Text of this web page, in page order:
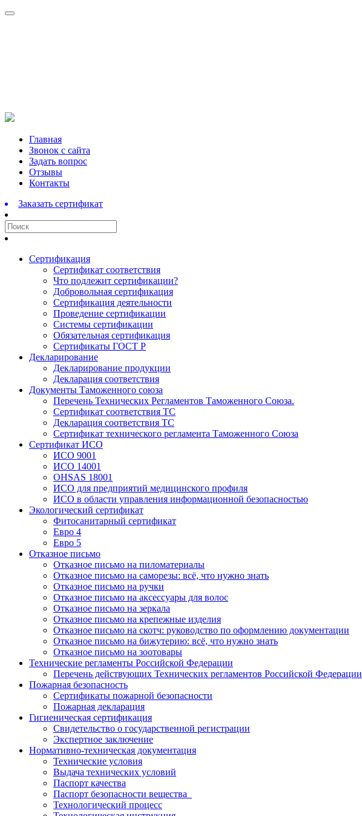
Перейти
содержимому
Главная
Звонок с сайта
Задать вопрос
Отзывы
Контакты
Заказать сертификат
Сертификация
Сертификат соответствия
Что подлежит сертификации?
Добровольная сертификация
Сертификация деятельности
Проведение сертификации
Системы сертификации
Обязательная сертификация
Сертификаты ГОСТ Р
Декларирование
Декларирование продукции
Декларация соответствия
Документы Таможенного союза
Перечень Технических Регламентов Таможенного Союза.
Сертификат соответствия ТС
Декларация соответствия ТС
Сертификат технического регламента Таможенного Союза
Сертификат ИСО
ИСО 9001
ИСО 14001
OHSAS 18001
ИСО для предприятий медицинского профиля
ИСО в области управления информационной безопасностью
Экологический сертификат
Фитосанитарный сертификат
Евро 4
Евро 5
Отказное письмо
Отказное письмо на пиломатериалы
Отказное письмо на саморезы: всё, что нужно знать
Отказное письмо на ручки
Отказное письмо на аксессуары для волос
Отказное письмо на зеркала
Отказное письмо на крепежные изделия
Отказное письмо на скотч: руководство по оформлению документации
Отказное письмо на бижутерию: всё, что нужно знать
Отказное письмо на зоотовары
Технические регламенты Российской Федерации
Перечень действующих Технических регламентов Российской Федерации
Пожарная безопасность
Сертификаты пожарной безопасности
Пожарная декларация
Гигиеническая сертификация
Свидетельство о государственной регистрации
Экспертное заключение
Нормативно-техническая документация
Технические условия
Выдача технических условий
Паспорт качества
Паспорт безопасности вещества
Технологический процесс